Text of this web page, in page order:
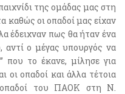
της ομάδας μας στη
καθώς οι οπαδοί μας είχαν
έδειχναν πως θα ήταν ένα
ο μέγας υπουργός να
που το έκανε, μίλησε για
οι οπαδοί και άλλα τέτοια
οπαδοί του ΠΑΟΚ στη Ν.